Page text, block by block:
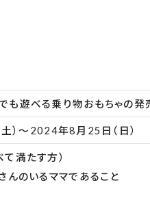
も遊べる乗り物おもちゃの発
）～2024年8月25日（日）
満たす方）
んのいるママであること